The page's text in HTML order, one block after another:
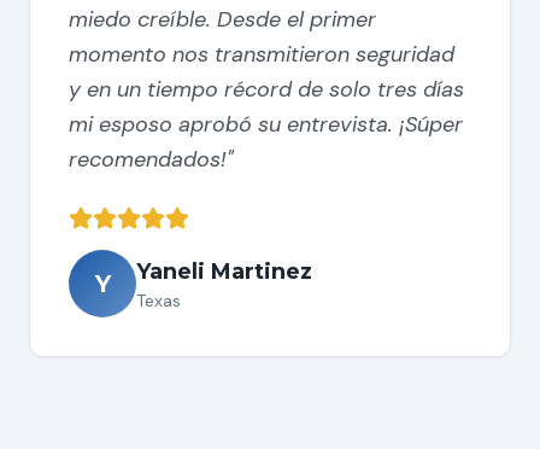
miedo creíble. Desde el primer
momento nos transmitieron seguridad
y en un tiempo récord de solo tres días
mi esposo aprobó su entrevista. ¡Súper
recomendados!"
Y Yaneli Martinez
Texas